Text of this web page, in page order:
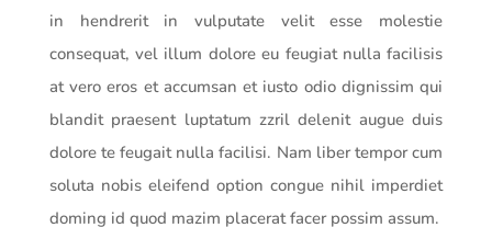
in hendrerit in vulputate velit esse molestie
consequat, vel illum dolore eu feugiat nulla facilisis
at vero eros et accumsan et iusto odio dignissim qui
blandit praesent luptatum zzril delenit augue duis
dolore te feugait nulla facilisi. Nam liber tempor cum
soluta nobis eleifend option congue nihil imperdiet
doming id quod mazim placerat facer possim assum.